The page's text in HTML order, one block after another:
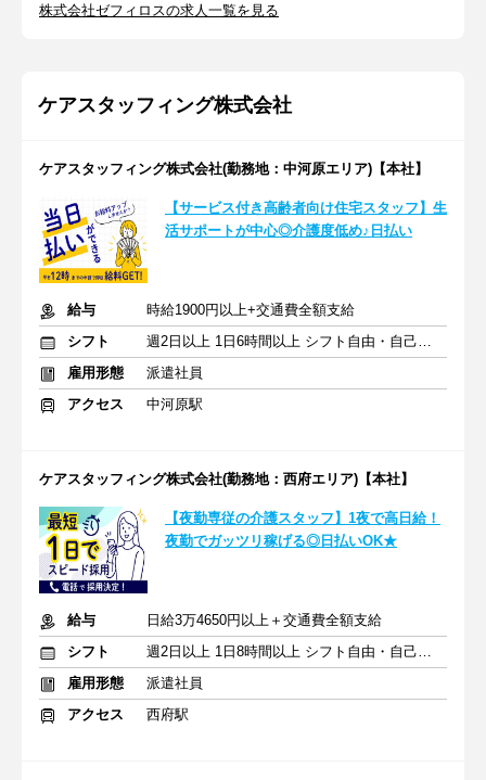
株式会社ゼフィロスの求人一覧を見る
ケアスタッフィング株式会社
ケアスタッフィング株式会社(勤務地：中河原エリア)【本社】
【サービス付き高齢者向け住宅スタッフ】生
活サポートが中心◎介護度低め♪日払い
給与
時給1900円以上+交通費全額支給
シフト
週2日以上 1日6時間以上 シフト自由・自己申告
雇用形態
派遣社員
アクセス
中河原駅
ケアスタッフィング株式会社(勤務地：西府エリア)【本社】
【夜勤専従の介護スタッフ】1夜で高日給！
夜勤でガッツリ稼げる◎日払いOK★
給与
日給3万4650円以上＋交通費全額支給
シフト
週2日以上 1日8時間以上 シフト自由・自己申告
雇用形態
派遣社員
アクセス
西府駅